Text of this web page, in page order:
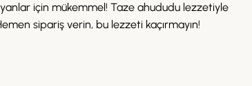
için mükemmel! Taze ahududu lezzetiyle
sipariş verin, bu lezzeti kaçırmayın!